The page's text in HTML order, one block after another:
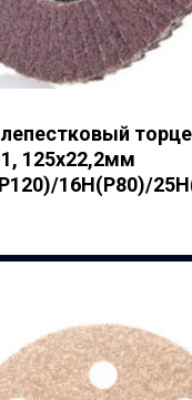
лепестковый
125х22,2мм
16Н(Р80)/